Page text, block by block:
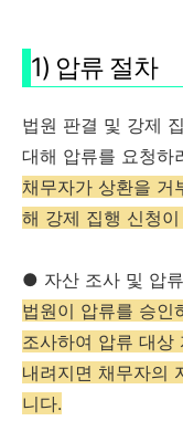
1) 압류 절차
법원 판결 및 강제
대해 압류를 요청하
채무자가 상환을 거
해 강제 집행 신청
● 자산 조사 및 압
법원이 압류를 승인
조사하여 압류 대상
내려지면 채무자의
니다.